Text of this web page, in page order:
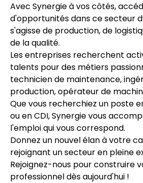
Avec Synergie à vos côtés,
d'opportunités dans ce secteur
s'agisse de production, de
de la qualité.
Les entreprises recherchent
talents pour des métiers
technicien de maintenance,
production, opérateur de
Que vous recherchiez un poste
ou en CDI, Synergie vous
l'emploi qui vous correspond.
Donnez un nouvel élan à votre
rejoignant un secteur en pleine
Rejoignez-nous pour construire
professionnel dès aujourd'hui !